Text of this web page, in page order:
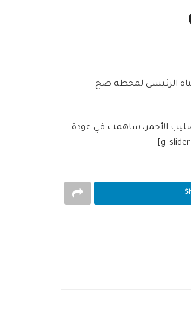
العربي السوري بدرعا يوم الاثنين 31 آب 2015، بإصلاح خط جر المياه الرئيسي لمحطة ضخ
الأحمر، ساهمت في عودة